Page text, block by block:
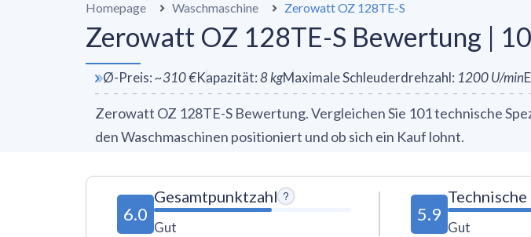
Homepage Waschmaschine Zerowatt OZ 128TE-S
Zerowatt OZ 128TE-S Bewertung |
Ø-Preis:~310 €Kapazität:8kgMaximale Schleuderdrehzahl: 1200U/min
Zerowatt OZ 128TE-S Bewertung. Vergleichen Sie 101 technische
den Waschmaschinen positioniert und ob sich ein Kauf lohnt.
6.0
Gesamtpunktzahl
Gut
5.9
Gut